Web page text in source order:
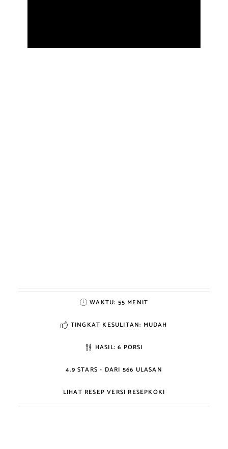
WAKTU: 55 MENIT
TINGKAT KESULITAN: MUDAH
HASIL: 6 PORSI
4.9 STARS - DARI 566 ULASAN
LIHAT RESEP VERSI RESEPKOKI